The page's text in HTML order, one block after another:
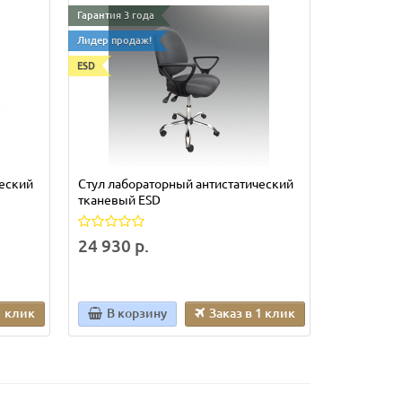
клик
Гарантия 3 года
Лидер продаж!
ESD
Стул лабораторный антистатический
тканевый ESD
24 930 р.
В корзину Заказ в 1 клик